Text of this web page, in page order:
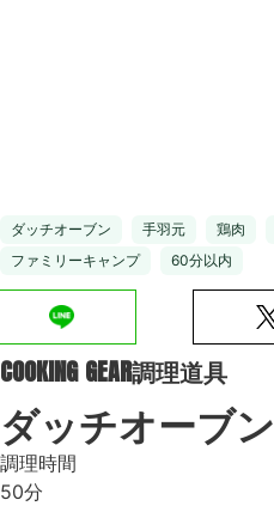
ダッチオーブン 手羽元 鶏肉
ファミリーキャンプ
60分以内
COOKING GEAR調理道具
ダッチオーブン
調理時間
50分